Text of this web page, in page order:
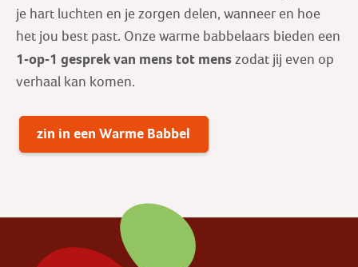
je hart luchten en je zorgen delen, wanneer en hoe
het jou best past. Onze warme babbelaars bieden een
1-op-1 gesprek van mens tot mens zodat jij even op
verhaal kan komen.
zin in een Warme Babbel